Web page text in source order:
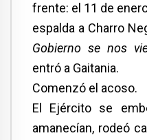
frente: el 11 de
espalda a Charro
Gobierno se nos
entró a Gaitania.
Comenzó el acoso.
El Ejército se
amanecían, rodeó